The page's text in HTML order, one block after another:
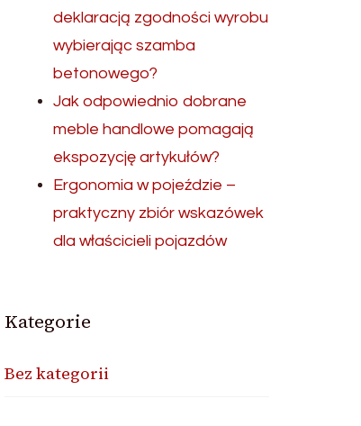
deklaracją zgodności wyrobu
wybierając szamba
betonowego?
Jak odpowiednio dobrane
meble handlowe pomagają
ekspozycję artykułów?
Ergonomia w pojeździe –
praktyczny zbiór wskazówek
dla właścicieli pojazdów
Kategorie
Bez kategorii